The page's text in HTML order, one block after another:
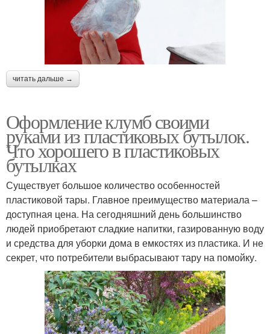
читать дальше →
Оформление клумб своими
руками из пластиковых бутылок.
Что хорошего в пластиковых
бутылках
Существует большое количество особенностей
пластиковой тары. Главное преимущество материала –
доступная цена. На сегодняшний день большинство
людей приобретают сладкие напитки, газированную воду
и средства для уборки дома в емкостях из пластика. И не
секрет, что потребители выбрасывают тару на помойку.